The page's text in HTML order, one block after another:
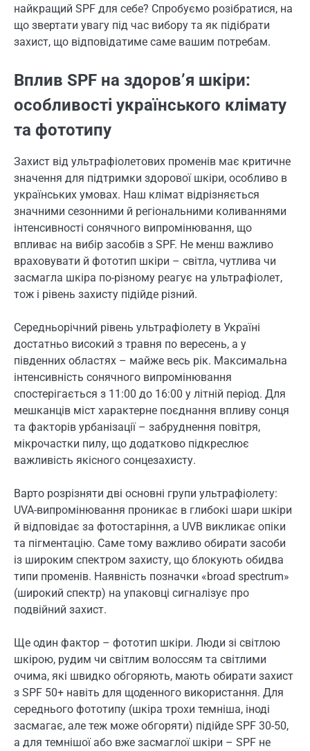
найкращий SPF для себе? Спробуємо розібратися, на
що звертати увагу під час вибору та як підібрати
захист, що відповідатиме саме вашим потребам.
Вплив SPF на здоров’я шкіри:
особливості українського клімату
та фототипу
Захист від ультрафіолетових променів має критичне
значення для підтримки здорової шкіри, особливо в
українських умовах. Наш клімат відрізняється
значними сезонними й регіональними коливаннями
інтенсивності сонячного випромінювання, що
впливає на вибір засобів з SPF. Не менш важливо
враховувати й фототип шкіри – світла, чутлива чи
засмагла шкіра по-різному реагує на ультрафіолет,
тож і рівень захисту підійде різний.
Середньорічний рівень ультрафіолету в Україні
достатньо високий з травня по вересень, а у
південних областях – майже весь рік. Максимальна
інтенсивність сонячного випромінювання
спостерігається з 11:00 до 16:00 у літній період. Для
мешканців міст характерне поєднання впливу сонця
та факторів урбанізації – забруднення повітря,
мікрочастки пилу, що додатково підкреслює
важливість якісного сонцезахисту.
Варто розрізняти дві основні групи ультрафіолету:
UVA-випромінювання проникає в глибокі шари шкіри
й відповідає за фотостаріння, а UVB викликає опіки
та пігментацію. Саме тому важливо обирати засоби
із широким спектром захисту, що блокують обидва
типи променів. Наявність позначки «broad spectrum»
(широкий спектр) на упаковці сигналізує про
подвійний захист.
Ще один фактор – фототип шкіри. Люди зі світлою
шкірою, рудим чи світлим волоссям та світлими
очима, які швидко обгоряють, мають обирати захист
з SPF 50+ навіть для щоденного використання. Для
середнього фототипу (шкіра трохи темніша, іноді
засмагає, але теж може обгоряти) підійде SPF 30-50,
а для темнішої або вже засмаглої шкіри – SPF не